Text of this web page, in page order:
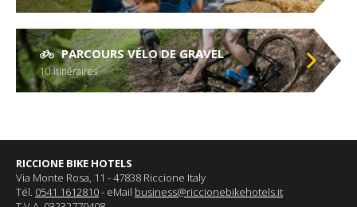
PARCOURS VÉLO DE GRAVEL
10 itinéraires
RICCIONE BIKE HOTELS
Via Monte Rosa, 11 - 47838 Riccione Italy
Tél. 0541 1612810- eMail business@riccionebikehotels.it